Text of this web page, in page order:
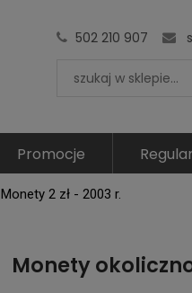
502 210 907
Promocje
Monety 2 zł - 2003 r.
Monety